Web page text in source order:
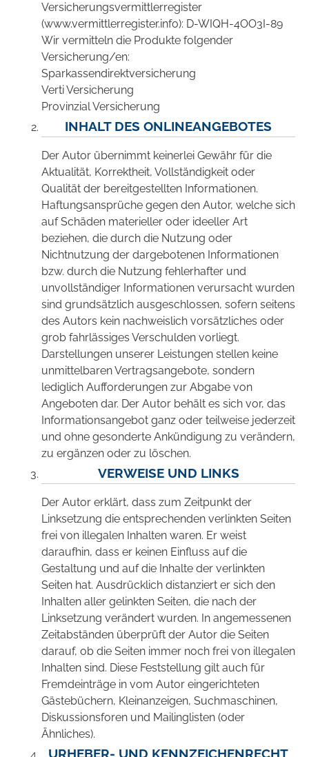
Versicherungsvermittlerregister
(www.vermittlerregister.info): D-WIQH-4OO3I-89
Wir vermitteln die Produkte folgender
Versicherung/en:
Sparkassendirektversicherung
Verti Versicherung
Provinzial Versicherung
INHALT DES ONLINEANGEBOTES
Der Autor übernimmt keinerlei Gewähr für die
Aktualität, Korrektheit, Vollständigkeit oder
Qualität der bereitgestellten Informationen.
Haftungsansprüche gegen den Autor, welche sich
auf Schäden materieller oder ideeller Art
beziehen, die durch die Nutzung oder
Nichtnutzung der dargebotenen Informationen
bzw. durch die Nutzung fehlerhafter und
unvollständiger Informationen verursacht wurden
sind grundsätzlich ausgeschlossen, sofern seitens
des Autors kein nachweislich vorsätzliches oder
grob fahrlässiges Verschulden vorliegt.
Darstellungen unserer Leistungen stellen keine
unmittelbaren Vertragsangebote, sondern
lediglich Aufforderungen zur Abgabe von
Angeboten dar. Der Autor behält es sich vor, das
Informationsangebot ganz oder teilweise jederzeit
und ohne gesonderte Ankündigung zu verändern,
zu ergänzen oder zu löschen.
VERWEISE UND LINKS
Der Autor erklärt, dass zum Zeitpunkt der
Linksetzung die entsprechenden verlinkten Seiten
frei von illegalen Inhalten waren. Er weist
daraufhin, dass er keinen Einfluss auf die
Gestaltung und auf die Inhalte der verlinkten
Seiten hat. Ausdrücklich distanziert er sich den
Inhalten aller gelinkten Seiten, die nach der
Linksetzung verändert wurden. In angemessenen
Zeitabständen überprüft der Autor die Seiten
darauf, ob die Seiten immer noch frei von illegalen
Inhalten sind. Diese Feststellung gilt auch für
Fremdeinträge in vom Autor eingerichteten
Gästebüchern, Kleinanzeigen, Suchmaschinen,
Diskussionsforen und Mailinglisten (oder
Ähnliches).
URHEBER- UND KENNZEICHENRECHT